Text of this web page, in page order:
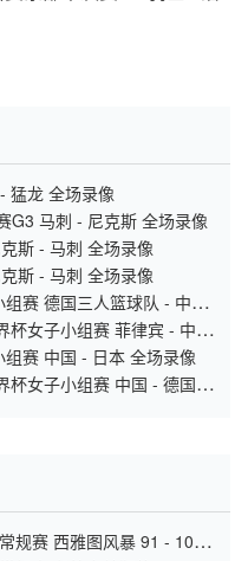
猛龙 全场录像
G3 马刺 - 尼克斯 全场录像
斯 - 马刺 全场录像
斯 - 马刺 全场录像
赛 德国三人篮球队 - 中国
杯女子小组赛 菲律宾 - 中国
赛 中国 - 日本 全场录像
女子小组赛 中国 - 德国 全
规赛 西雅图风暴 91 - 101